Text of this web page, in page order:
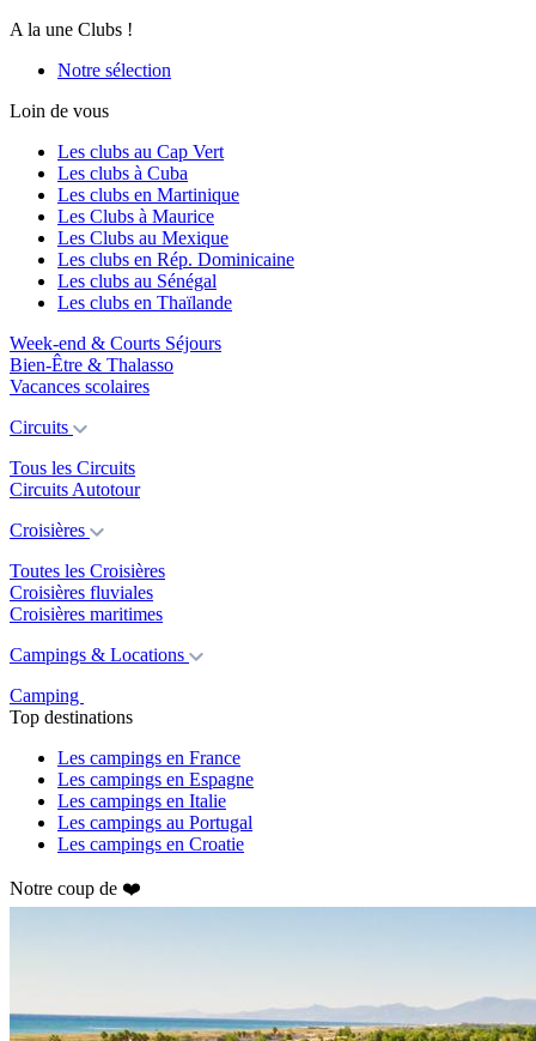
A la une Clubs !
Notre sélection
Loin de vous
Les clubs au Cap Vert
Les clubs à Cuba
Les clubs en Martinique
Les Clubs à Maurice
Les Clubs au Mexique
Les clubs en Rép. Dominicaine
Les clubs au Sénégal
Les clubs en Thaïlande
Week-end & Courts Séjours
Bien-Être & Thalasso
Vacances scolaires
Circuits
Tous les Circuits
Circuits Autotour
Croisières
Toutes les Croisières
Croisières fluviales
Croisières maritimes
Campings & Locations
Camping
Top destinations
Les campings en France
Les campings en Espagne
Les campings en Italie
Les campings au Portugal
Les campings en Croatie
Notre coup de ❤️